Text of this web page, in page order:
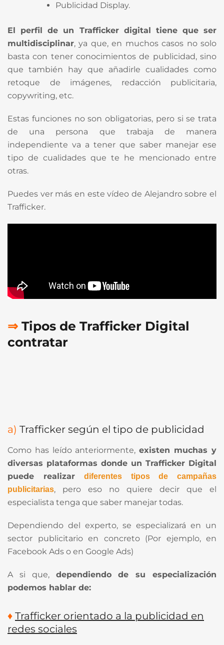
Publicidad Display.
El perfil de un Trafficker digital tiene que ser
multidisciplinar, ya que, en muchos casos no solo
basta con tener conocimientos de publicidad, sino
que también hay que añadirle cualidades como
retoque de imágenes, redacción publicitaria,
copywriting, etc.
Estas funciones no son obligatorias, pero si se trata
de una persona que trabaja de manera
independiente va a tener que saber manejar ese
tipo de cualidades que te he mencionado entre
otras.
Puedes ver más en este vídeo de Alejandro sobre el
Trafficker.
⇒ Tipos de Trafficker Digital
contratar
a) Trafficker según el tipo de publicidad
Como has leído anteriormente,existen muchas y
diversas plataformas donde un Trafficker Digital
puede realizardiferentes tipos de campañas
publicitarias, pero eso no quiere decir que el
especialista tenga que saber manejar todas.
Dependiendo del experto, se especializará en un
sector publicitario en concreto (Por ejemplo, en
Facebook Ads o en Google Ads)
A si que, dependiendo de su especialización
podemos hablar de:
♦ Trafficker orientado a la publicidad en
redes sociales